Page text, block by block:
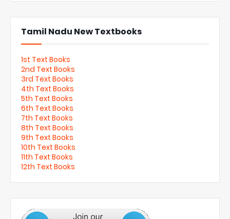
Tamil Nadu New Textbooks
1st Text Books
2nd Text Books
3rd Text Books
4th Text Books
5th Text Books
6th Text Books
7th Text Books
8th Text Books
9th Text Books
10th Text Books
11th Text Books
12th Text Books